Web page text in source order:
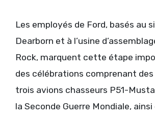
Les employés de Ford, basés au
Dearborn et à l’usine
Rock, marquent cette étape
des célébrations comprenant
trois avions chasseurs P51-
la Seconde Guerre Mondiale, ainsi